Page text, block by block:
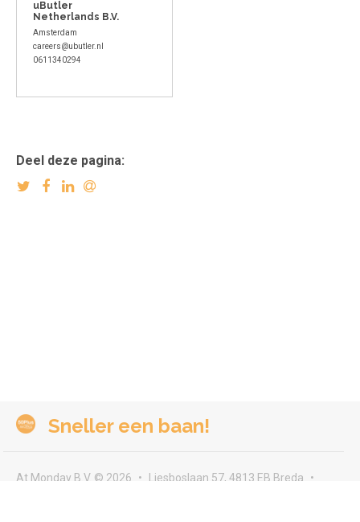
uButler
Netherlands B.V.
Amsterdam
careers@ubutler.nl
0611340294
Deel deze pagina:
Sneller een baan!
At Monday B.V. © 2026
Liesboslaan 57, 4813 EB Breda